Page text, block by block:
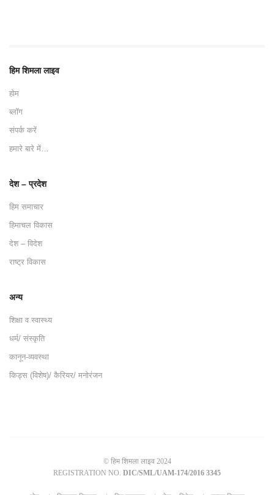
हिम शिमला लाइव
होम
ब्लॉग
संपर्क करें
हमारे बारे में…
देश – प्रदेश
हिम समाचार
हिमाचल विकास
देश – विदेश
राष्ट्र विकास
अन्य
शिक्षा व स्वास्थ्य
धर्म/ संस्कृति
कानून-व्यवस्था
किड्स (विशेष)/ कैरियर/ मनोरंजन
© हिम शिमला लाइव 2024
REGISTRATION NO. DIC/SML/UAM-174/2016 3345